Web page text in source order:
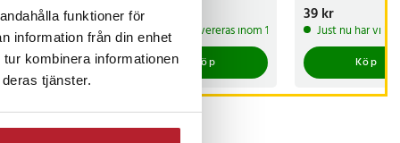
funktioner för
information från din enhet
kombinera informationen
tjänster.
:39 kr
levereras inom 1-2 vardagar
Köp
Pris
39 kr
I lager, levereras inom 1-2 vardagar
Köp
Pris:39 kr
39 kr
Just nu har vi
Köp